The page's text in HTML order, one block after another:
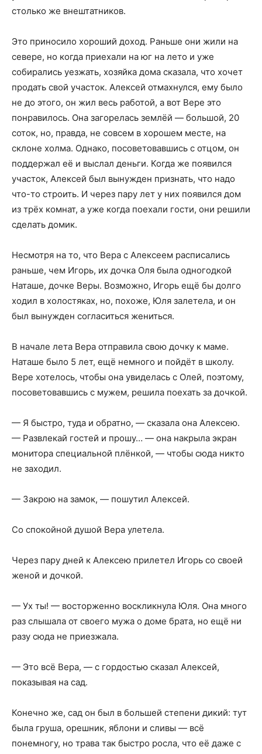
столько же внештатников.
Это приносило хороший доход. Раньше они жили на
севере, но когда приехали на юг на лето и уже
собирались уезжать, хозяйка дома сказала, что хочет
продать свой участок. Алексей отмахнулся, ему было
не до этого, он жил весь работой, а вот Вере это
понравилось. Она загорелась землёй — большой, 20
соток, но, правда, не совсем в хорошем месте, на
склоне холма. Однако, посоветовавшись с отцом, он
поддержал её и выслал деньги. Когда же появился
участок, Алексей был вынужден признать, что надо
что-то строить. И через пару лет у них появился дом
из трёх комнат, а уже когда поехали гости, они решили
сделать домик.
Несмотря на то, что Вера с Алексеем расписались
раньше, чем Игорь, их дочка Оля была одногодкой
Наташе, дочке Веры. Возможно, Игорь ещё бы долго
ходил в холостяках, но, похоже, Юля залетела, и он
был вынужден согласиться жениться.
В начале лета Вера отправила свою дочку к маме.
Наташе было 5 лет, ещё немного и пойдёт в школу.
Вере хотелось, чтобы она увиделась с Олей, поэтому,
посоветовавшись с мужем, решила поехать за дочкой.
— Я быстро, туда и обратно, — сказала она Алексею.
— Развлекай гостей и прошу… — она накрыла экран
монитора специальной плёнкой, — чтобы сюда никто
не заходил.
— Закрою на замок, — пошутил Алексей.
Со спокойной душой Вера улетела.
Через пару дней к Алексею прилетел Игорь со своей
женой и дочкой.
— Ух ты! — восторженно воскликнула Юля. Она много
раз слышала от своего мужа о доме брата, но ещё ни
разу сюда не приезжала.
— Это всё Вера, — с гордостью сказал Алексей,
показывая на сад.
Конечно же, сад он был в большей степени дикий: тут
была груша, орешник, яблони и сливы — всё
понемногу, но трава так быстро росла, что её даже с